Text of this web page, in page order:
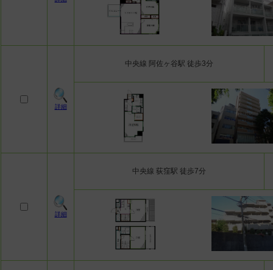
詳細
中央線 阿佐ヶ谷駅 徒歩3分
詳細
中央線 荻窪駅 徒歩7分